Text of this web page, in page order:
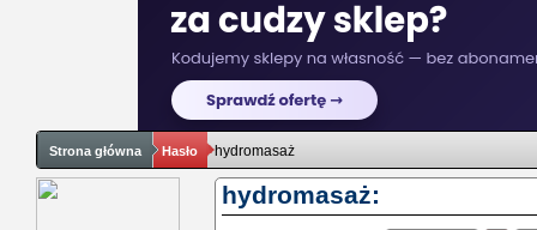
Strona główna Hasło hydromasaż
hydromasaż: